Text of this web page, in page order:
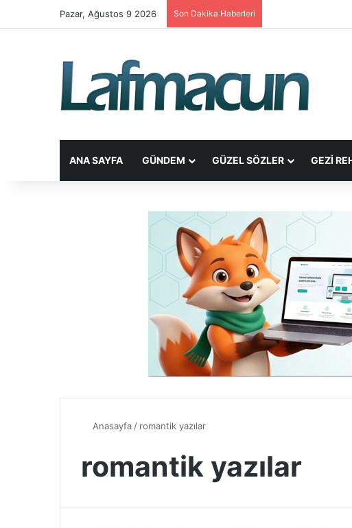
Pazar, Ağustos 9 2026 Son Dakika Haberleri
ANA SAYFA GÜNDEM GÜZEL SÖZLER GEZI
Anasayfa/ romantik yazılar
romantik yazılar